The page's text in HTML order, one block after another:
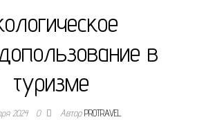
в
туризме
2024 0 АвторPROTRAVEL